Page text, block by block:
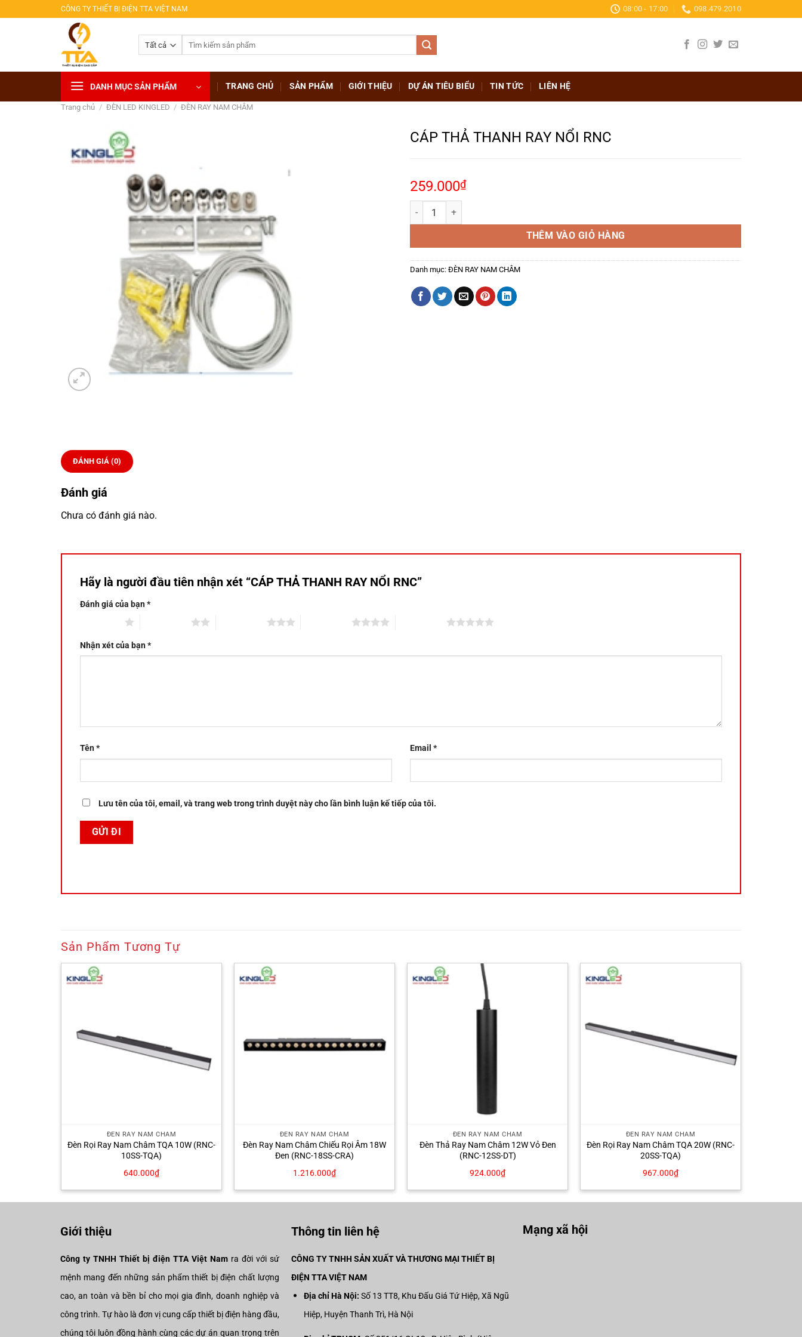
qua
CÔNG TY THIẾT BỊ ĐIỆN TTA VIỆT NAM 08:00 - 17:00 098.479.2010
DANH MỤC SẢN PHẨM TRANG CHỦ SẢN PHẨM GIỚI THIỆU DỰ ÁN TIÊU BIỂU TIN TỨC LIÊN HỆ
Trang chủ / ĐÈN LED KINGLED / ĐÈN RAY NAM CHÂM
CÁP THẢ THANH RAY NỔI RNC
259.000₫
CÁP THẢ THANH RAY NỔI RNC số lượng
THÊM VÀO GIỎ HÀNG
Danh mục: ĐÈN RAY NAM CHÂM
ĐÁNH GIÁ (0)
Đánh giá
Chưa có đánh giá nào.
Hãy là người đầu tiên nhận xét “CÁP THẢ THANH RAY NỔI RNC”
Đánh giá của bạn*
Nhận xét của bạn*
Tên* Email *
Lưu tên của tôi, email, và trang web trong trình duyệt này cho lần bình luận kế tiếp của tôi.
Sản Phẩm Tương Tự
ĐÈN RAY NAM CHÂM
Đèn Rọi Ray Nam Châm TQA 10W (RNC-
10SS-TQA)
640.000₫
ĐÈN RAY NAM CHÂM
Đèn Ray Nam Châm Chiếu Rọi Âm 18W
Đen (RNC-18SS-CRA)
1.216.000₫
ĐÈN RAY NAM CHÂM
Đèn Thả Ray Nam Châm 12W Vỏ Đen
(RNC-12SS-DT)
924.000₫
ĐÈN RAY NAM CHÂM
Đèn Rọi Ray Nam Châm TQA 20W (RNC-
20SS-TQA)
967.000₫
Giới thiệu
Công ty TNHH Thiết bị điện TTA Việt Nam ra đời với sứ
mệnh mang đến những sản phẩm thiết bị điện chất lượng
cao, an toàn và bền bỉ cho mọi gia đình, doanh nghiệp và
công trình. Tự hào là đơn vị cung cấp thiết bị điện hàng đầu,
chúng tôi luôn đồng hành cùng các dự án quan trọng trên
Thông tin liên hệ
CÔNG TY TNHH SẢN XUẤT VÀ THƯƠNG MẠI THIẾT BỊ
ĐIỆN TTA VIỆT NAM
Địa chỉ Hà Nội: Số 13 TT8, Khu Đấu Giá Tứ Hiệp, Xã Ngũ
Hiệp, Huyện Thanh Trì, Hà Nội
Mạng xã hội